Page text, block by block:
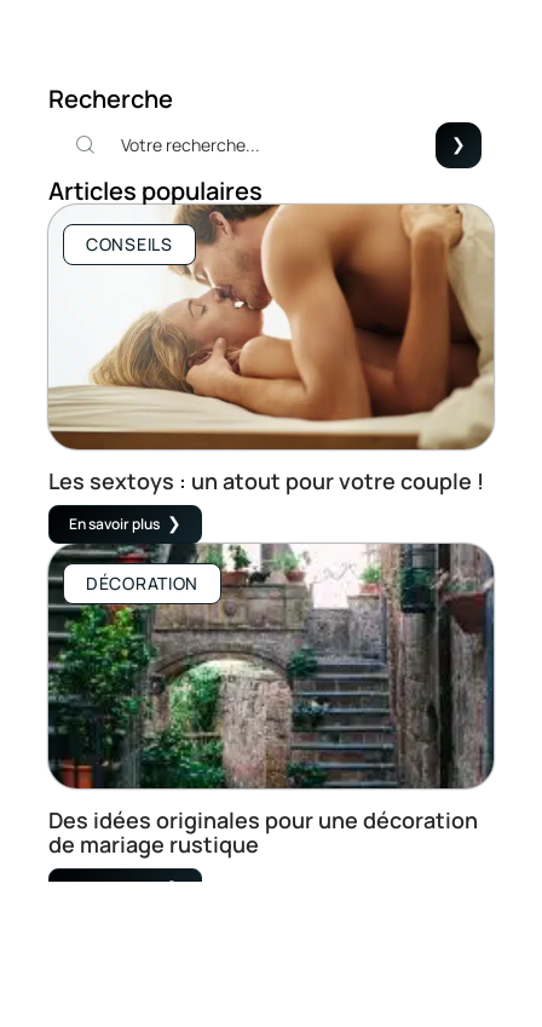
Recherche
Articles populaires
CONSEILS
Les sextoys : un atout pour votre couple !
En savoir plus
DÉCORATION
Des idées originales pour une décoration
de mariage rustique
En savoir plus